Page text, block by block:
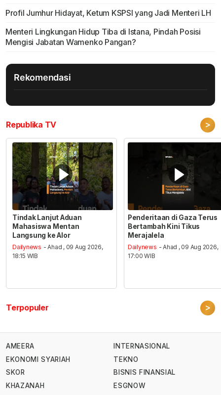
Profil Jumhur Hidayat, Ketum KSPSI yang Jadi Menteri LH
Menteri Lingkungan Hidup Tiba di Istana, Pindah Posisi
Mengisi Jabatan Wamenko Pangan?
Rekomendasi
Republika TV >
Tindak Lanjut Aduan
Mahasiswa Mentan
Langsung ke Alor
Dailynews - Ahad , 09 Aug 2026,
18:15 WIB
Penderitaan di Gaza Terus
Bertambah Kini Tikus
Merajalela
Dailynews - Ahad , 09 Aug 2026,
17:00 WIB
Terpopuler >
AMEERA
EKONOMI SYARIAH
SKOR
KHAZANAH
INTERNASIONAL
TEKNO
BISNIS FINANSIAL
ESGNOW